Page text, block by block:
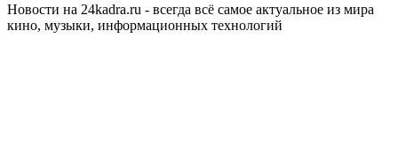
Новости на 24kadra.ru - всегда всё самое актуальное из мира
кино, музыки, информационных технологий